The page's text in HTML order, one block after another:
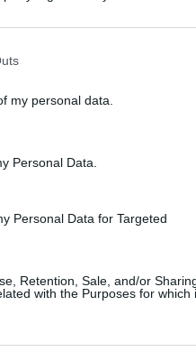
my personal data.
Personal Data.
Personal Data for Targeted
Retention, Sale, and/or
with the Purposes for which